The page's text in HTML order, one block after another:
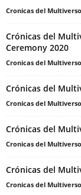
Cronicas del Multiverso
Crónicas del
Ceremony 2020
Cronicas del Multiverso
Crónicas del
Cronicas del Multiverso
Crónicas del
Cronicas del Multiverso
Crónicas del
Cronicas del Multiverso